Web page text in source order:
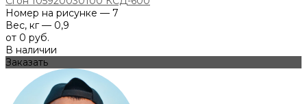
Номер на рисунке — 7
Вес, кг — 0,9
от 0 руб.
В наличии
Заказать